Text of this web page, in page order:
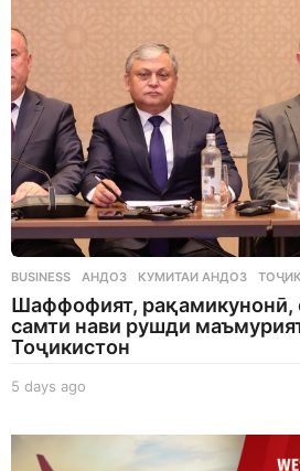
BUSINESS АНДОЗ ,КУМИТАИ АНДОЗ ,
Шаффофият, рақамикунонӣ,
самти нави рушди
Тоҷикистон
5 days ago